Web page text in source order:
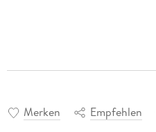
Merken Empfehlen